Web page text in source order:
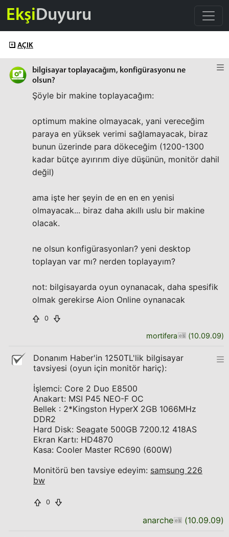
EkşiDuyuru
AÇIK
bilgisayar toplayacağım, konfigürasyonu ne
olsun?
Şöyle bir makine toplayacağım:
optimum makine olmayacak, yani vereceğim
paraya en yüksek verimi sağlamayacak, biraz
bunun üzerinde para dökeceğim (1200-1300
kadar bütçe ayırırım diye düşünün, monitör dahil
değil)
ama işte her şeyin de en en en yenisi
olmayacak... biraz daha akıllı uslu bir makine
olacak.
ne olsun konfigürasyonları? yeni desktop
toplayan var mı? nerden toplayayım?
not: bilgisayarda oyun oynanacak, daha spesifik
olmak gerekirse Aion Online oynanacak
0
mortifera (10.09.09)
Donanım Haber'in 1250TL'lik bilgisayar
tavsiyesi (oyun için monitör hariç):
İşlemci: Core 2 Duo E8500
Anakart: MSI P45 NEO-F OC
Bellek : 2*Kingston HyperX 2GB 1066MHz
DDR2
Hard Disk: Seagate 500GB 7200.12 418AS
Ekran Kartı: HD4870
Kasa: Cooler Master RC690 (600W)
Monitörü ben tavsiye edeyim: samsung 226
bw
0
anarche (10.09.09)